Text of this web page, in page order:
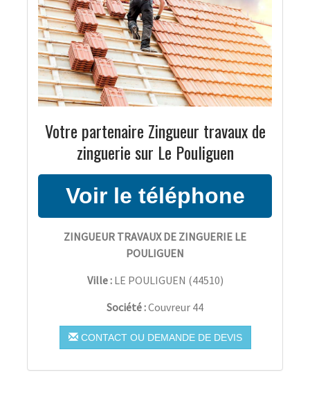
Votre partenaire Zingueur travaux de
zinguerie sur Le Pouliguen
ZINGUEUR TRAVAUX DE ZINGUERIE LE
POULIGUEN
Ville : LE POULIGUEN (44510)
Société :Couvreur 44
CONTACT OU DEMANDE DE DEVIS